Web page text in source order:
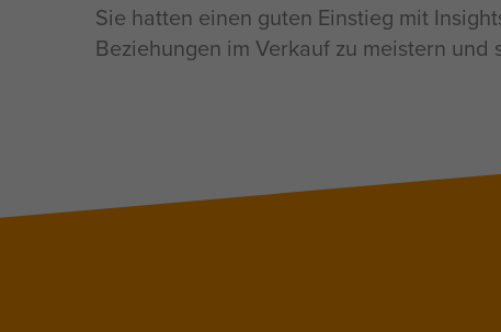
Sie hatten einen guten Einstieg mit
Beziehungen im Verkauf zu meistern und